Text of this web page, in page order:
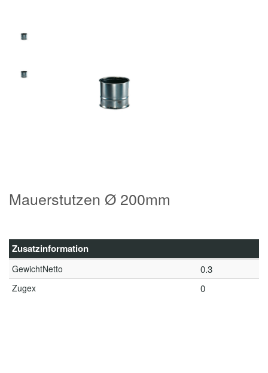
Mauerstutzen Ø 200mm
Zusatzinformation
GewichtNetto 0.3
Zugex 0